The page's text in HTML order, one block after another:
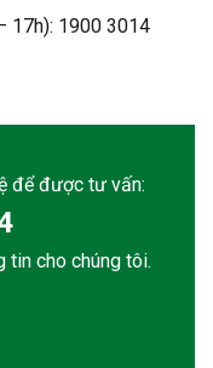
17h): 1900 3014
để được tư vấn:
tin cho chúng tôi.